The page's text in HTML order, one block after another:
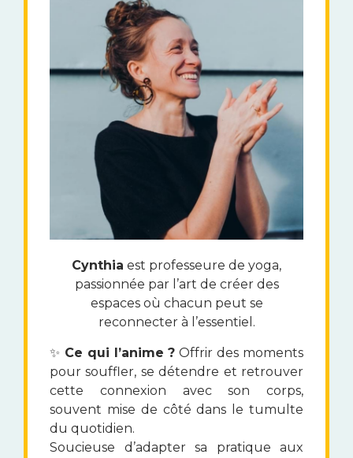
Cynthia est professeure de yoga,
passionnée par l’art de créer des
espaces où chacun peut se
reconnecter à l’essentiel.
✨ Ce qui l’anime ? Offrir des moments
pour souffler, se détendre et retrouver
cette connexion avec son corps,
souvent mise de côté dans le tumulte
du quotidien.
Soucieuse d’adapter sa pratique aux